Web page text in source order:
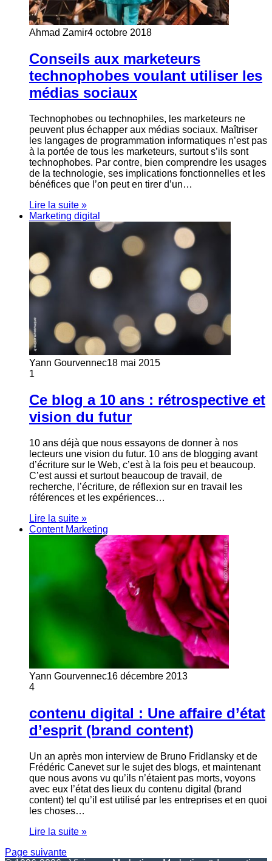
Ahmad Zamir4 octobre 2018
Conseils aux marketeurs
technophobes voulant utiliser les
médias sociaux
Technophobes ou technophiles, les marketeurs ne
peuvent plus échapper aux médias sociaux. Maîtriser
les langages de programmation informatiques n’est pas
à la portée de tous les marketeurs, surtout s’ils sont
technophobes. Par contre, bien comprendre les usages
de la technologie, ses implications fonctionnelles et les
bénéfices que l’on peut en tirer d’un…
Lire la suite »
Marketing digital
Yann Gourvennec18 mai 2015
1
Ce blog a 10 ans : rétrospective et
vision du futur
10 ans déjà que nous essayons de donner à nos
lecteurs une vision du futur. 10 ans de blogging avant
d’écriture sur le Web, c’est à la fois peu et beaucoup.
C’est aussi et surtout beaucoup de travail, de
recherche, l’écriture, de réflexion sur en travail les
références et les expériences…
Lire la suite »
Content Marketing
Yann Gourvennec16 décembre 2013
4
contenu digital : Une affaire d’état
d’esprit (brand content)
Un an après mon interview de Bruno Fridlansky et de
Frédéric Canevet sur le sujet des blogs, et maintenant
que nous avons vu qu’ils n’étaient pas morts, voyons
avec eux l’état des lieux du contenu digital (brand
content) tel qu’il est utilisé par les entreprises et en quoi
les choses…
Lire la suite »
Page suivante